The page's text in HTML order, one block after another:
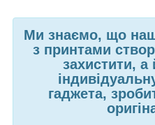
Ми знаємо, що
з принтами
захистити, а
гаджета,